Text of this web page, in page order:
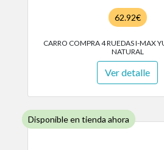
62.92€
CARRO COMPRA 4 RUEDAS I-MAX
NATURAL
Ver detalle
Disponible en tienda ahora